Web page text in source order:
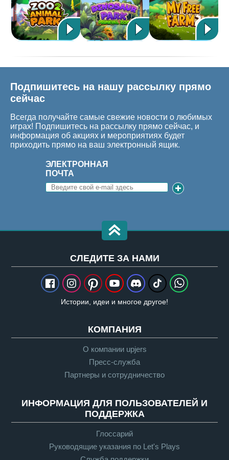
Подпишитесь на нашу рассылку прямо
сейчас
Всегда получайте самые свежие новости о любимых
играх! Подпишитесь на рассылку прямо сейчас, и
информация об акциях и мероприятиях будет
приходить прямо на ваш электронный ящик.
ЭЛЕКТРОННАЯ
ПОЧТА
CЛЕДИТЕ ЗА НАМИ
Истории, идеи и многое другое!
КОМПАНИЯ
О компании upjers
Пресс-служба
Партнеры и сотрудничество
ИНФОРМАЦИЯ ДЛЯ ПОЛЬЗОВАТЕЛЕЙ И
ПОДДЕРЖКА
Глоссарий
Руководящие указания по Let's Plays